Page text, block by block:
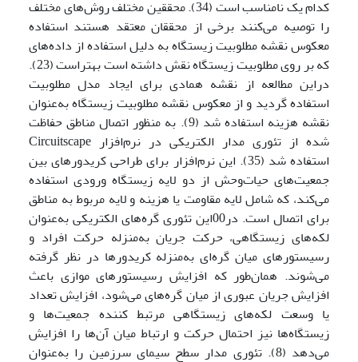
کدام ‌یک نامناسب است (34). محققین مختلف روش‌های مختلف
را توصیه می‌کنند برخی از محققان معتقد هستند استفاده
معکوس نقشه مطلوبیت زیستگاه به دلیل استفاده از داده‌های
که بر روی مطلوبیت زیستگاه نقش داشته است بهتراست (23).
دراین مطالعه از نقشه همادی برای ایجاد مدل مطلوبیت
استفاده گردید و از معکوس نقشه مطلوبیت زیستگاه به‌عنوان
نقشه هزینه استفاده شد (9).
به منظور اتصال مناطق حفاظت
شده از تئوری مدار الکتریکی در نرم‌افزار Circuitscape
استفاده شد (35). این نرم‌افزار برای طراحی کریدورهای بین
جمعیت‌های حیات‌وحش از دو لایه زیستگاه ورودی استفاده
می‌کند، که شامل لایه مقاومت یا هزینه و لایه مربوط به مناطق
برای اتصال است. در00این تئوری گره‌های الکتریکی به‌عنوان
لکه‌های زیستگاهی، حرکت جریان به‌منزله حرکت افراد و
رسیستورهای میان گره‌ای به‌منزله کریدورها در نظر گرفته
می‌شوند. همان‌طور که افزایش رسیستورهای موازی باعث
افزایش جریان عبوری از میان گره‌های می‌شود، افزایش تعداد
یا وسعت لکه‌های زیستگاهی مرتبط کننده جمعیت‌ها و
زیستگاه‌ها نیز احتمال حرکت و ارتباط میان آن‌ها را افزایش
می‌دهد (8). تئوری مدار سطح سیمای سرزمین را به‌عنوان